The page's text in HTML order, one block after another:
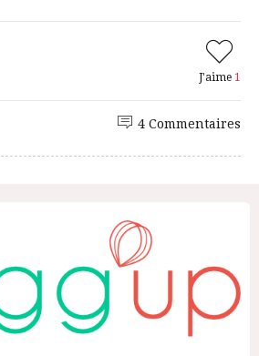
J'aime 1
4 Commentaires